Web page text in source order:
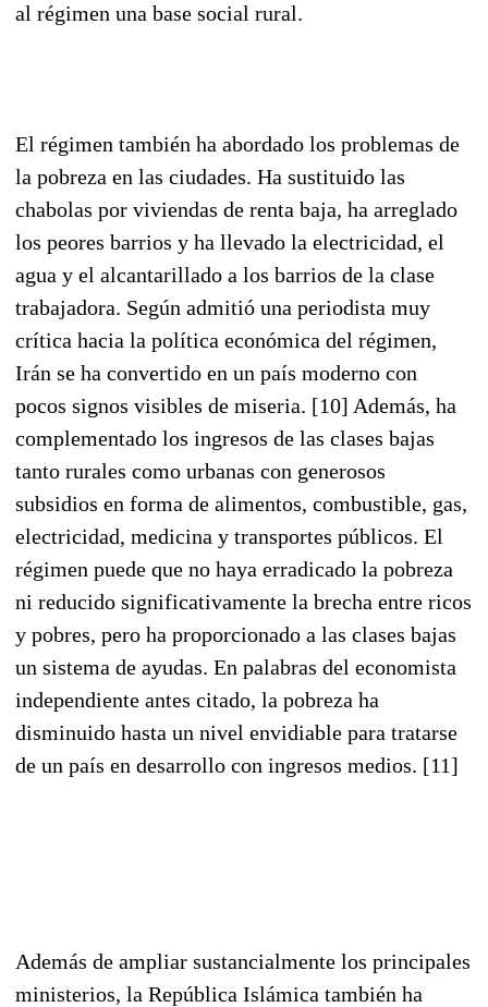
al régimen una base social rural.
El régimen también ha abordado los problemas de
la pobreza en las ciudades. Ha sustituido las
chabolas por viviendas de renta baja, ha arreglado
los peores barrios y ha llevado la electricidad, el
agua y el alcantarillado a los barrios de la clase
trabajadora. Según admitió una periodista muy
crítica hacia la política económica del régimen,
Irán se ha convertido en un país moderno con
pocos signos visibles de miseria. [10] Además, ha
complementado los ingresos de las clases bajas
tanto rurales como urbanas con generosos
subsidios en forma de alimentos, combustible, gas,
electricidad, medicina y transportes públicos. El
régimen puede que no haya erradicado la pobreza
ni reducido significativamente la brecha entre ricos
y pobres, pero ha proporcionado a las clases bajas
un sistema de ayudas. En palabras del economista
independiente antes citado, la pobreza ha
disminuido hasta un nivel envidiable para tratarse
de un país en desarrollo con ingresos medios. [11]
Además de ampliar sustancialmente los principales
ministerios, la República Islámica también ha